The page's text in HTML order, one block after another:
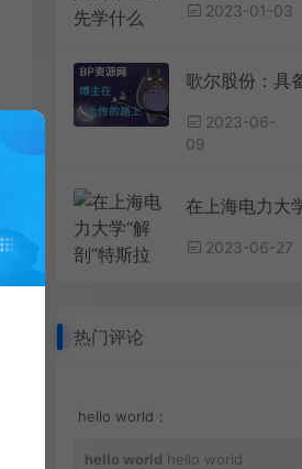
2023-01-03
2023-06-
09
2023-06-27
热门评论
hello world：
hello world hello world